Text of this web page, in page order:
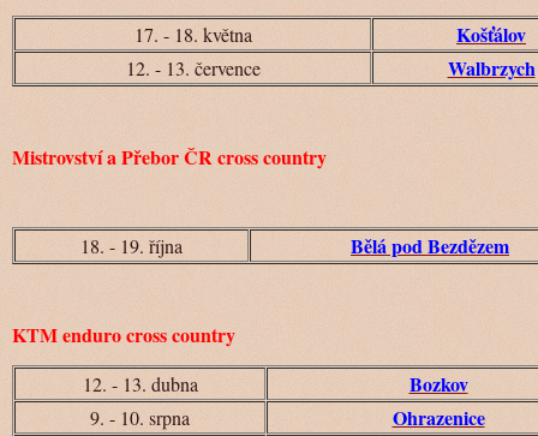
17. - 18. května Košťálov
12. - 13. července Walbrzych
Mistrovství a Přebor ČR cross country
18. - 19. října Bělá pod Bezdězem
KTM enduro cross country
12. - 13. dubna Bozkov
9. - 10. srpna Ohrazenice